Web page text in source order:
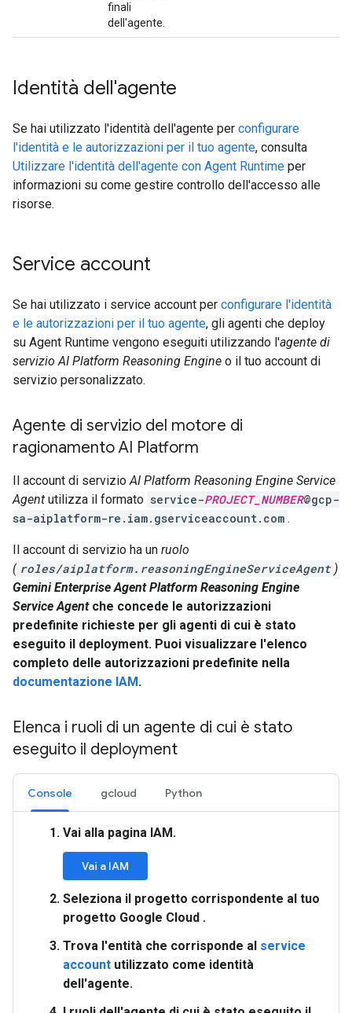
finali
dell'agente.
Identità dell'agente
Se hai utilizzato l'identità dell'agente per configurare
l'identità e le autorizzazioni per il tuo agente, consulta
Utilizzare l'identità dell'agente con Agent Runtime per
informazioni su come gestire controllo dell'accesso alle
risorse.
Service account
Se hai utilizzato i service account per configurare l'identità
e le autorizzazioni per il tuo agente, gli agenti che deploy
su Agent Runtime vengono eseguiti utilizzando l'agente di
servizio AI Platform Reasoning Engine o il tuo account di
servizio personalizzato.
Agente di servizio del motore di
ragionamento AI Platform
Il account di servizioAI Platform Reasoning Engine Service
Agent utilizza il formato service-PROJECT_NUMBER@gcp-
sa-aiplatform-re.iam.gserviceaccount.com .
Il account di servizio ha un ruolo
( roles/aiplatform.reasoningEngineServiceAgent )
Gemini Enterprise Agent Platform Reasoning Engine
Service Agentche concede le autorizzazioni
predefinite richieste per gli agenti di cui è stato
eseguito il deployment. Puoi visualizzare l'elenco
completo delle autorizzazioni predefinite nella
documentazione IAM.
Elenca i ruoli di un agente di cui è stato
eseguito il deployment
Console gcloud Python
Vai alla pagina IAM.
Vai a IAM
Seleziona il progetto corrispondente al tuo
progetto Google Cloud .
Trova l'entità che corrisponde al service
account utilizzato come identità
dell'agente.